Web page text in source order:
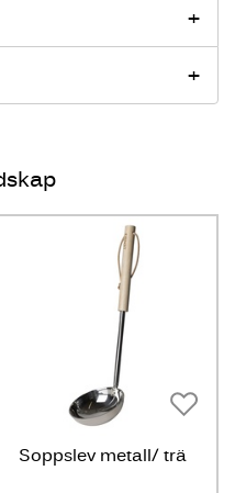
Soppslev metall/ trä